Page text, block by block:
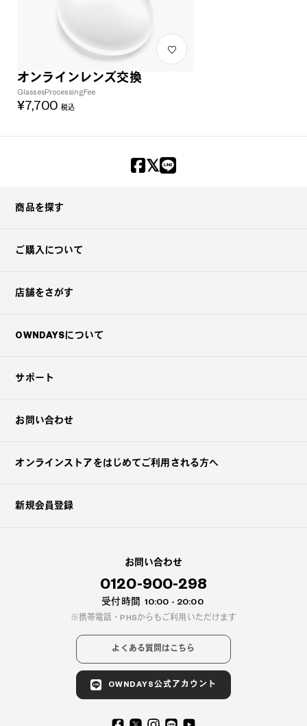
②を内側へ折込み、両端のツメを折っ
て差し込む。
オンラインレンズ交換
GlassesProcessingFee
¥7,700 税込
商品を探す
ご購入について
店舗をさがす
OWNDAYSについて
サポート
お問い合わせ
オンラインストアをはじめてご利用される方へ
新規会員登録
お問い合わせ
0120-900-298
受付時間 10:00 - 20:00
携帯電話・PHSからもご利用いただけます
よくある質問はこちら
OWNDAYS公式アカウント